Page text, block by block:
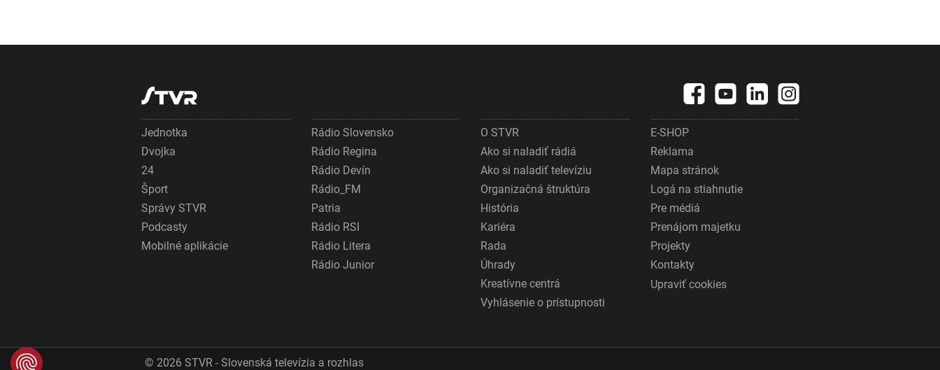
Jednotka
Dvojka
24
Šport
Správy STVR
Podcasty
Mobilné aplikácie
Rádio Slovensko
Rádio Regina
Rádio Devín
Rádio_FM
Patria
Rádio RSI
Rádio Litera
Rádio Junior
O STVR
Ako si naladiť rádiá
Ako si naladiť televíziu
Organizačná štruktúra
História
Kariéra
Rada
Úhrady
Kreatívne centrá
Vyhlásenie o prístupnosti
E-SHOP
Reklama
Mapa stránok
Logá na stiahnutie
Pre médiá
Prenájom majetku
Projekty
Kontakty
Upraviť cookies
© 2026 STVR - Slovenská televízia a rozhlas